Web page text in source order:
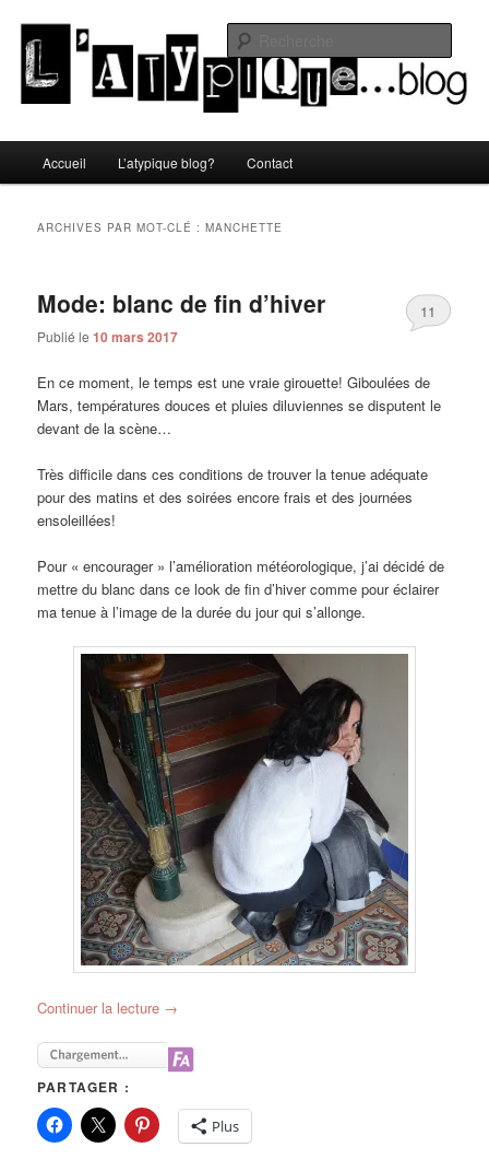
contenu
principal
contenu
secondaireL'atypique blog
principal
Accueil L’atypique blog? Contact
ARCHIVES PAR MOT-CLÉ :MANCHETTE
Mode: blanc de fin d’hiver
Publié le10 mars 2017
11
En ce moment, le temps est une vraie girouette! Giboulées de
Mars, températures douces et pluies diluviennes se disputent le
devant de la scène…
Très difficile dans ces conditions de trouver la tenue adéquate
pour des matins et des soirées encore frais et des journées
ensoleillées!
Pour « encourager » l’amélioration météorologique, j’ai décidé de
mettre du blanc dans ce look de fin d’hiver comme pour éclairer
ma tenue à l’image de la durée du jour qui s’allonge.
Continuer la lecture →
PARTAGER :
Plus